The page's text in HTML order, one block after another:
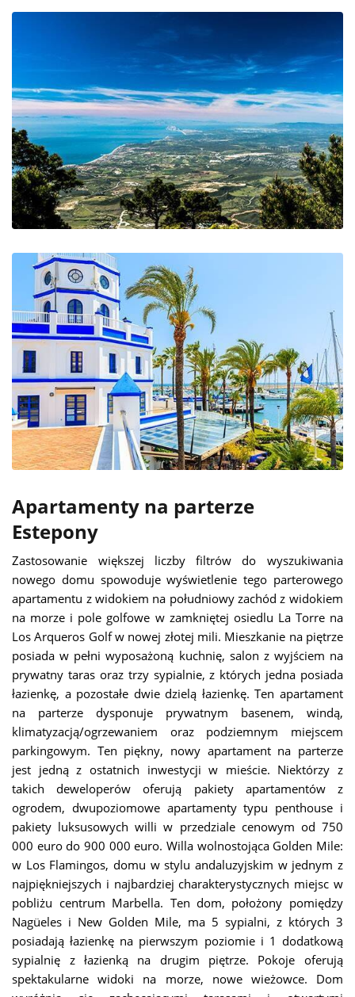
Apartamenty na parterze
Estepony
Zastosowanie większej liczby filtrów do wyszukiwania
nowego domu spowoduje wyświetlenie tego parterowego
apartamentu z widokiem na południowy zachód z widokiem
na morze i pole golfowe w zamkniętej osiedlu La Torre na
Los Arqueros Golf w nowej złotej mili. Mieszkanie na piętrze
posiada w pełni wyposażoną kuchnię, salon z wyjściem na
prywatny taras oraz trzy sypialnie, z których jedna posiada
łazienkę, a pozostałe dwie dzielą łazienkę. Ten apartament
na parterze dysponuje prywatnym basenem, windą,
klimatyzacją/ogrzewaniem oraz podziemnym miejscem
parkingowym. Ten piękny, nowy apartament na parterze
jest jedną z ostatnich inwestycji w mieście. Niektórzy z
takich deweloperów oferują pakiety apartamentów z
ogrodem, dwupoziomowe apartamenty typu penthouse i
pakiety luksusowych willi w przedziale cenowym od 750
000 euro do 900 000 euro. Willa wolnostojąca Golden Mile:
w Los Flamingos, domu w stylu andaluzyjskim w jednym z
najpiękniejszych i najbardziej charakterystycznych miejsc w
pobliżu centrum Marbella. Ten dom, położony pomiędzy
Nagüeles i New Golden Mile, ma 5 sypialni, z których 3
posiadają łazienkę na pierwszym poziomie i 1 dodatkową
sypialnię z łazienką na drugim piętrze. Pokoje oferują
spektakularne widoki na morze, nowe wieżowce. Dom